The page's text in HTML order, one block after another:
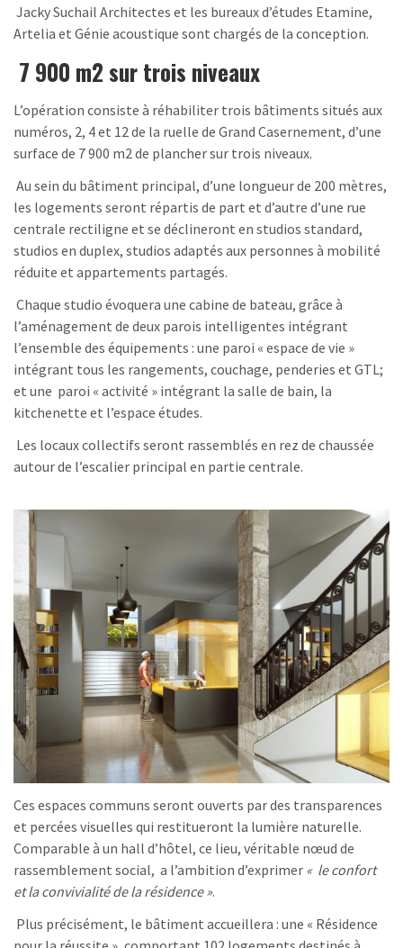
Jacky Suchail Architectes et les bureaux d’études Etamine,
Artelia et Génie acoustique sont chargés de la conception.
7 900 m2 sur trois niveaux
L’opération consiste à réhabiliter trois bâtiments situés aux
numéros, 2, 4 et 12 de la ruelle de Grand Casernement, d’une
surface de 7 900 m2 de plancher sur trois niveaux.
Au sein du bâtiment principal, d’une longueur de 200 mètres,
les logements seront répartis de part et d’autre d’une rue
centrale rectiligne et se déclineront en studios standard,
studios en duplex, studios adaptés aux personnes à mobilité
réduite et appartements partagés.
Chaque studio évoquera une cabine de bateau, grâce à
l’aménagement de deux parois intelligentes intégrant
l’ensemble des équipements : une paroi « espace de vie »
intégrant tous les rangements, couchage, penderies et GTL;
et une paroi « activité » intégrant la salle de bain, la
kitchenette et l’espace études.
Les locaux collectifs seront rassemblés en rez de chaussée
autour de l’escalier principal en partie centrale.
Ces espaces communs seront ouverts par des transparences
et percées visuelles qui restitueront la lumière naturelle.
Comparable à un hall d’hôtel, ce lieu, véritable nœud de
rassemblement social, a l’ambition d’exprimer « le confort
et la convivialité de la résidence ».
Plus précisément, le bâtiment accueillera : une « Résidence